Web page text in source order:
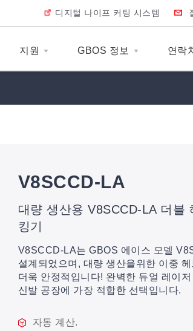
디지털 나이프 커팅 시스템
지원 GBOS 정보 연락
V8SCCD-LA
대량 생산용 V8SCCD-LA 더블
킹기
V8SCCD-LA는 GBOS 에이스 모델
설계되었으며, 대량 생산을위한 이중
더욱 안정적입니다! 완벽한 듀얼 레이
신발 공장에 가장 적합한 선택입니다.
자동 계산.